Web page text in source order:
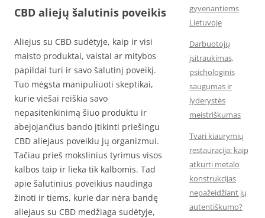
CBD aliejų šalutinis poveikis
Aliejus su CBD sudėtyje, kaip ir visi
maisto produktai, vaistai ar mitybos
papildai turi ir savo šalutinį poveikį.
Tuo mėgsta manipuliuoti skeptikai,
kurie viešai reiškia savo
nepasitenkinimą šiuo produktu ir
abejojančius bando įtikinti priešingu
CBD aliejaus poveikiu jų organizmui.
Tačiau prieš mokslinius tyrimus visos
kalbos taip ir lieka tik kalbomis. Tad
apie šalutinius poveikius naudinga
žinoti ir tiems, kurie dar nėra bandę
aliejaus su CBD medžiaga sudėtyje,
gyvenantiems
Lietuvoje
Darbuotojų
įsitraukimas,
psichologinis
saugumas ir
lyderystės
meistriškumas
Tvari kiaurymių
restauracija: kaip
atkurti metalo
konstrukcijas
nepažeidžiant jų
autentiškumo?